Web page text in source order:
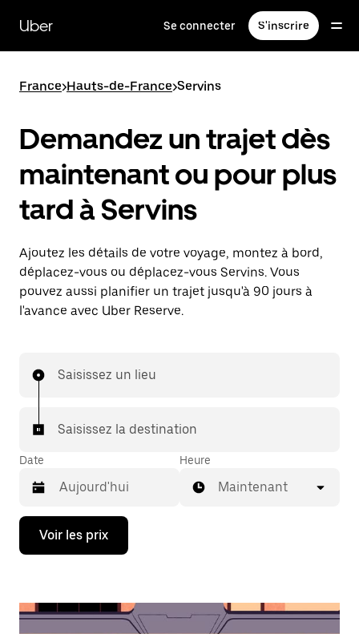
contenu
principal
Uber Se connecter S'inscrire
France>Hauts-de-France>Servins
Demandez un trajet dès
maintenant ou pour plus
tard à Servins
Ajoutez les détails de votre voyage, montez à bord,
déplacez-vous ou déplacez-vous Servins. Vous
pouvez aussi planifier un trajet jusqu'à 90 jours à
l'avance avec Uber Reserve.
Saisissez un lieu
Saisissez la destination
Date
Appuyez
la
bas
Heure
Maintenant
Voir les prix